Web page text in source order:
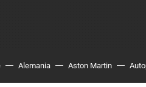
Alemania Aston Martin